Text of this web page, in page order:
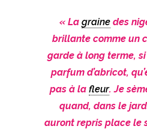
« La grainedes
brillante comme un
garde à long terme, si
parfum d’abricot,
pas à la fleur. Je
quand, dans le
auront repris place le